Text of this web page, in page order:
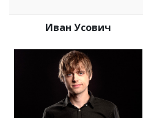
Иван Усович